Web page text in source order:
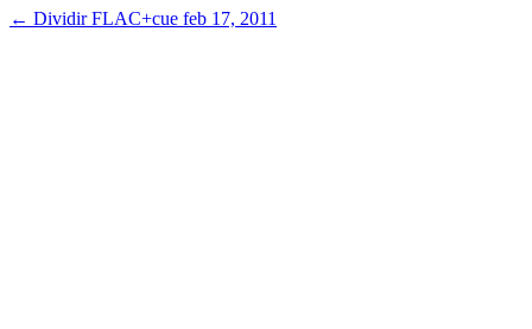
← Dividir FLAC+cue feb 17, 2011